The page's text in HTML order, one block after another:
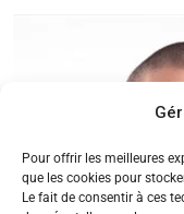
Pour offrir les meilleures
que les cookies pour
Le fait de consentir à ces